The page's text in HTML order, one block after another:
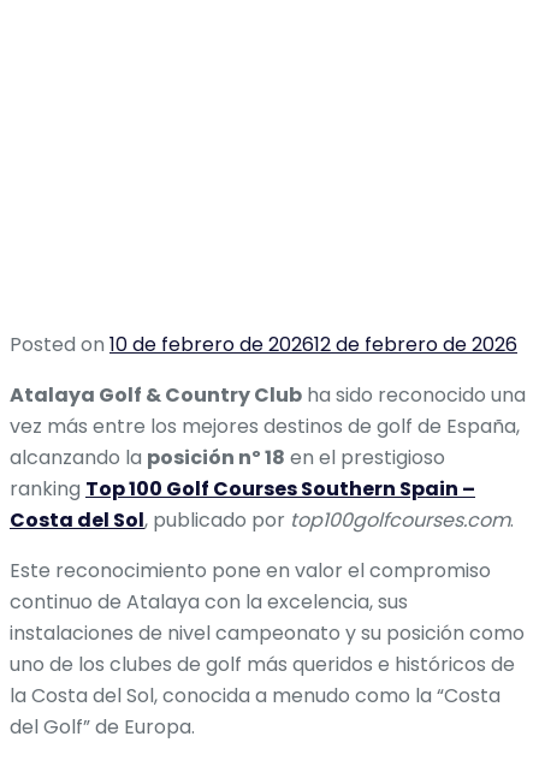
Posted on 10 de febrero de 202612 de febrero de 2026
Atalaya Golf & Country Club ha sido reconocido una
vez más entre los mejores destinos de golf de España,
alcanzando la posición nº 18 en el prestigioso
ranking Top 100 Golf Courses Southern Spain –
Costa del Sol, publicado por top100golfcourses.com.
Este reconocimiento pone en valor el compromiso
continuo de Atalaya con la excelencia, sus
instalaciones de nivel campeonato y su posición como
uno de los clubes de golf más queridos e históricos de
la Costa del Sol, conocida a menudo como la “Costa
del Golf” de Europa.